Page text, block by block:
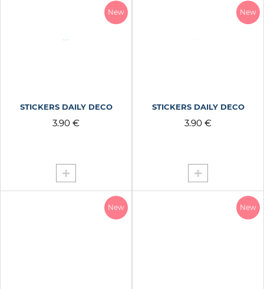
New
STICKERS DAILY DECO
3.90 €
New
STICKERS DAILY DECO
3.90 €
New New